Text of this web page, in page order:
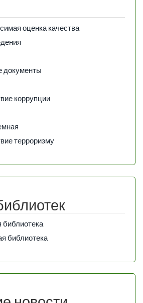
оценка качества
коррупции
терроризму
библиотека
библиотека